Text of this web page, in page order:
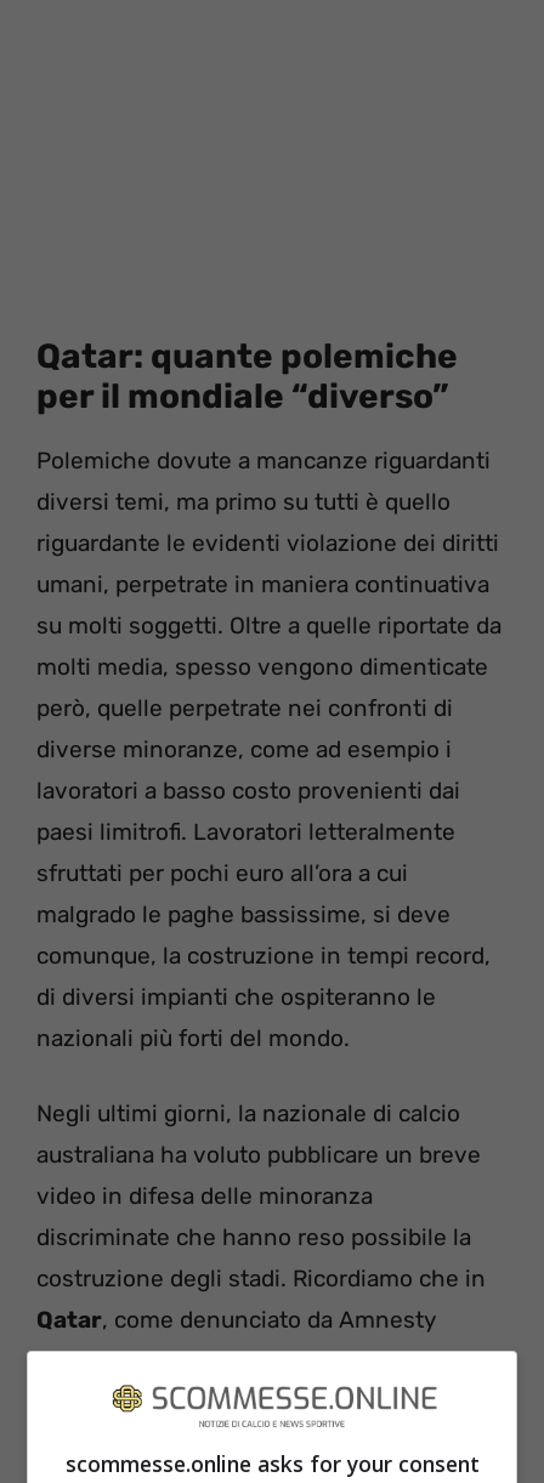
Qatar: quante polemiche
per il mondiale “diverso”
Polemiche dovute a mancanze riguardanti
diversi temi, ma primo su tutti è quello
riguardante le evidenti violazione dei diritti
umani, perpetrate in maniera continuativa
su molti soggetti. Oltre a quelle riportate da
molti media, spesso vengono dimenticate
però, quelle perpetrate nei confronti di
diverse minoranze, come ad esempio i
lavoratori a basso costo provenienti dai
paesi limitrofi. Lavoratori letteralmente
sfruttati per pochi euro all’ora a cui
malgrado le paghe bassissime, si deve
comunque, la costruzione in tempi record,
di diversi impianti che ospiteranno le
nazionali più forti del mondo.
Negli ultimi giorni, la nazionale di calcio
australiana ha voluto pubblicare un breve
video in difesa delle minoranza
discriminate che hanno reso possibile la
costruzione degli stadi. Ricordiamo che in
Qatar, come denunciato da Amnesty
International, sono più di 6500 le persone
che hanno perso la vita per dare vita alle
scommesse.online asks for your consent